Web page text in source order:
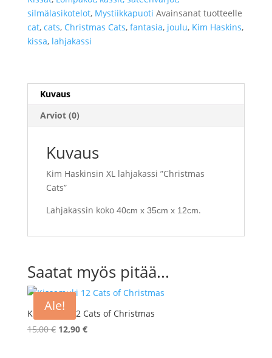
määrä
silmälasikotelot, Mystiikkapuoti Avainsanat tuotteelle
cat, cats, Christmas Cats, fantasia, joulu, Kim Haskins,
kissa, lahjakassi
Kuvaus
Arviot (0)
Kuvaus
Kim Haskinsin XL lahjakassi ”Christmas
Cats”
Lahjakassin koko 40cm x 35cm x 12cm.
Saatat myös pitää...
Ale!
Kissamuki 12 Cats of Christmas
15,00€ Alkuperäinen
12,90 €Nykyinen